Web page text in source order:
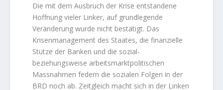
Die mit dem Ausbruch der Krise entstandene
Hoffnung vieler Linker, auf grundlegende
Veränderung wurde nicht bestätigt. Das
Krisenmanagement des Staates, die finanzielle
Stütze der Banken und die sozial-
beziehungsweise arbeitsmarktpolitischen
Massnahmen federn die sozialen Folgen in der
BRD noch ab. Zeitgleich macht sich in der Linken